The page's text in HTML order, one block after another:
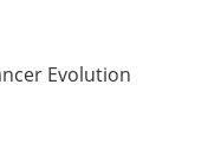
Evolution